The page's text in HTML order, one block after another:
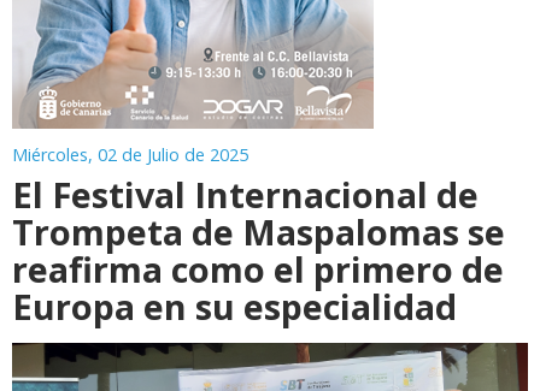
Miércoles, 02 de Julio de 2025
El Festival Internacional de
Trompeta de Maspalomas se
reafirma como el primero de
Europa en su especialidad